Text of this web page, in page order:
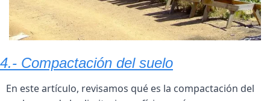
4.- Compactación del suelo
En este artículo, revisamos qué es la compactación del